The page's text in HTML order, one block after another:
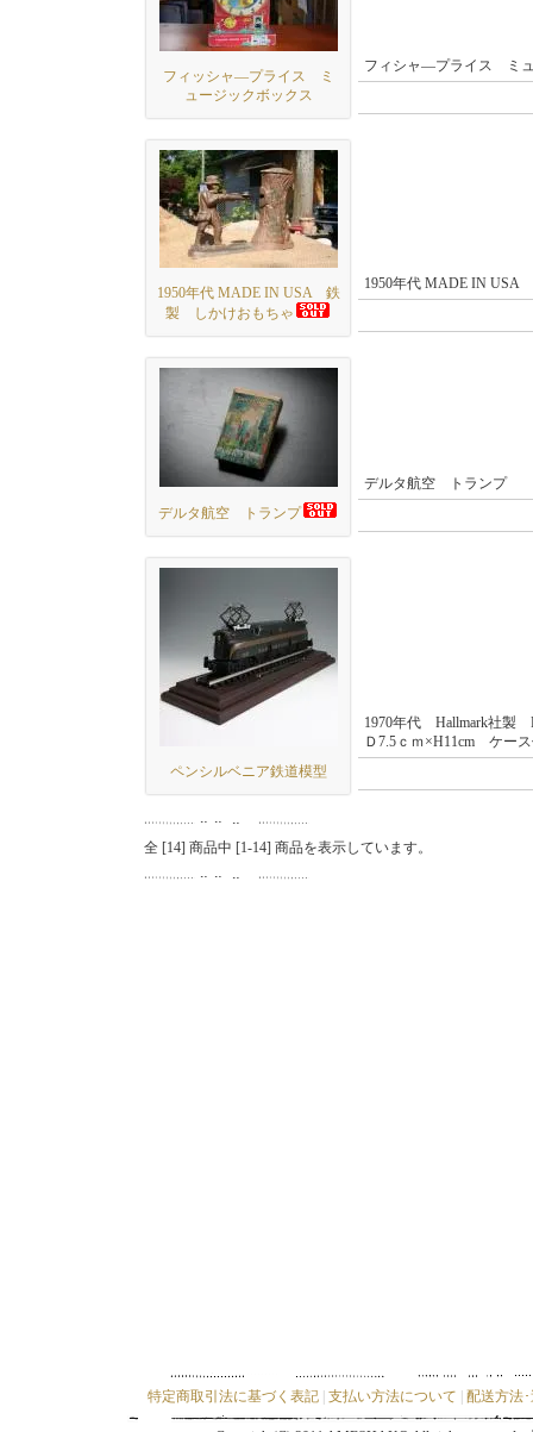
フィッシャ―プライス ミ
ュージックボックス
フィシャ―プライス ミ
1950年代 MADE IN USA 鉄
製 しかけおもちゃ
1950年代 MADE IN
デルタ航空 トランプ
デルタ航空 トランプ
ペンシルベニア鉄道模型
1970年代 Hallmark社製
Ｄ7.5ｃｍ×H11cm ケー
全 [14] 商品中 [1-14] 商品を表示しています。
特定商取引法に基づく表記 支払い方法について 配送方法